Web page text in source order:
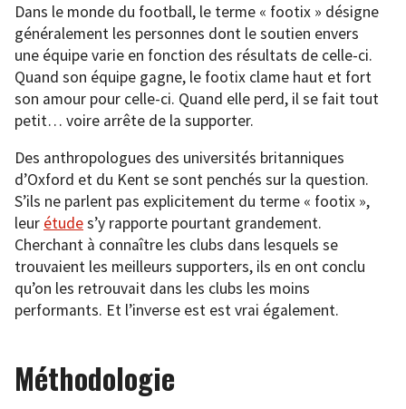
Dans le monde du football, le terme « footix » désigne
généralement les personnes dont le soutien envers
une équipe varie en fonction des résultats de celle-ci.
Quand son équipe gagne, le footix clame haut et fort
son amour pour celle-ci. Quand elle perd, il se fait tout
petit… voire arrête de la supporter.
Des anthropologues des universités britanniques
d’Oxford et du Kent se sont penchés sur la question.
S’ils ne parlent pas explicitement du terme « footix »,
leur études’y rapporte pourtant grandement.
Cherchant à connaître les clubs dans lesquels se
trouvaient les meilleurs supporters, ils en ont conclu
qu’on les retrouvait dans les clubs les moins
performants. Et l’inverse est est vrai également.
Méthodologie